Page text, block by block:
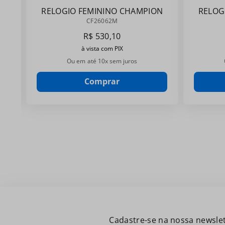
RELOGIO FEMININO CHAMPION
CF26062M
CF26062M
R$ 530,10
à vista com PIX
Ou em até 10x sem juros
Comprar
Cadastre-se na nossa